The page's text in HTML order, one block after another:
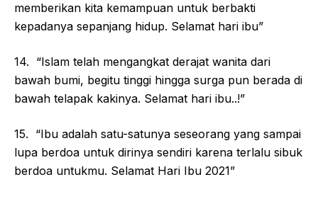
memberikan kita kemampuan untuk berbakti
kepadanya sepanjang hidup. Selamat hari ibu”
14. “Islam telah mengangkat derajat wanita dari
bawah bumi, begitu tinggi hingga surga pun berada di
bawah telapak kakinya. Selamat hari ibu..!”
15. “Ibu adalah satu-satunya seseorang yang sampai
lupa berdoa untuk dirinya sendiri karena terlalu sibuk
berdoa untukmu. Selamat Hari Ibu 2021”